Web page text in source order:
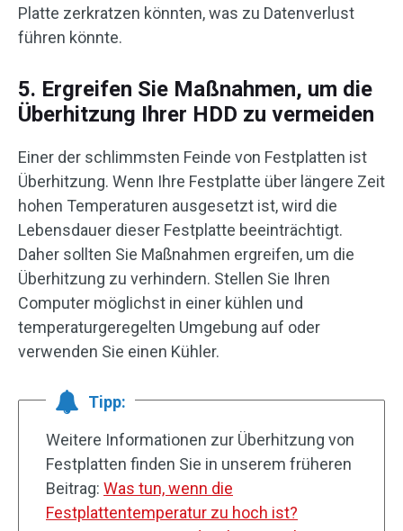
Platte zerkratzen könnten, was zu Datenverlust
führen könnte.
5. Ergreifen Sie Maßnahmen, um die
Überhitzung Ihrer HDD zu vermeiden
Einer der schlimmsten Feinde von Festplatten ist
Überhitzung. Wenn Ihre Festplatte über längere Zeit
hohen Temperaturen ausgesetzt ist, wird die
Lebensdauer dieser Festplatte beeinträchtigt.
Daher sollten Sie Maßnahmen ergreifen, um die
Überhitzung zu verhindern. Stellen Sie Ihren
Computer möglichst in einer kühlen und
temperaturgeregelten Umgebung auf oder
verwenden Sie einen Kühler.
Tipp:
Weitere Informationen zur Überhitzung von
Festplatten finden Sie in unserem früheren
Beitrag: Was tun, wenn die
Festplattentemperatur zu hoch ist?